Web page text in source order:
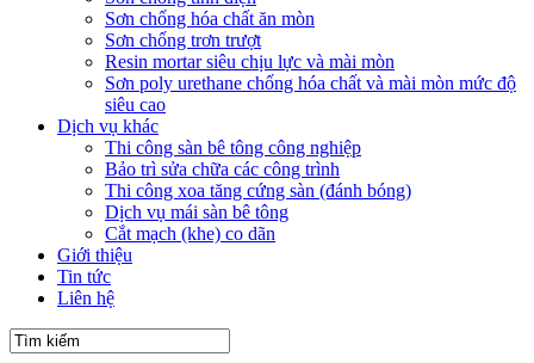
Sơn chống hóa chất ăn mòn
Sơn chống trơn trượt
Resin mortar siêu chịu lực và mài mòn
Sơn poly urethane chống hóa chất và mài mòn mức độ
siêu cao
Dịch vụ khác
Thi công sàn bê tông công nghiệp
Bảo trì sửa chữa các công trình
Thi công xoa tăng cứng sàn (đánh bóng)
Dịch vụ mái sàn bê tông
Cắt mạch (khe) co dãn
Giới thiệu
Tin tức
Liên hệ